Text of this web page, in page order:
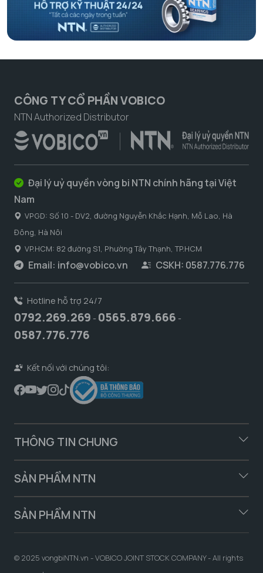
CÔNG TY CỔ PHẦN VOBICO
NTN Authorized Distributor
Đại lý uỷ quyền vòng bi NTN chính hãng tại Việt
Nam
VPGD: Số 10 - DV2, đường Nguyễn Khắc Hạnh, Mỗ Lao, Hà
Đông, Hà Nôi
VP.HCM: 82 đường S1, Phường Tây Thạnh, TP.HCM
Email: info@vobico.vn CSKH: 0587.776.776
Hotline hỗ trợ 24/7
0792.269.269 - 0565.879.666 -
0587.776.776
Kết nối với chúng tôi:
THÔNG TIN CHUNG
SẢN PHẨM NTN
SẢN PHẨM NTN
© 2025 vongbiNTN.vn - VOBICO JOINT STOCK COMPANY - All rights